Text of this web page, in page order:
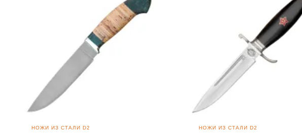
НОЖИ ИЗ СТАЛИ D2 НОЖИ ИЗ СТАЛИ D2